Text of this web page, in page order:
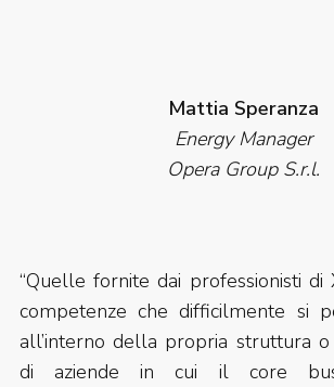
Mattia Speranza
Energy Manager
Opera Group S.r.l.
“Quelle fornite dai professionisti di
competenze che difficilmente si
all’interno della propria struttura
di aziende in cui il core